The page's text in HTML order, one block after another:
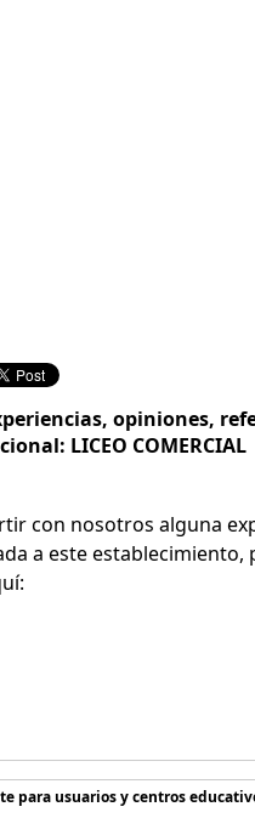
opiniones,
LICEO COMERCIAL
con nosotros alguna
a este establecimiento,
para usuarios y centros